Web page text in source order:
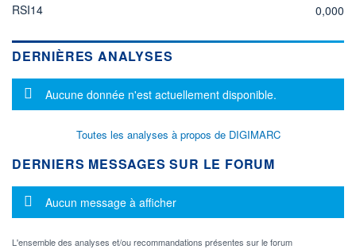
RSI14
0,000
DERNIÈRES ANALYSES
Message d'information
Aucune donnée n'est actuellement disponible.
Toutes les analyses à propos de DIGIMARC
DERNIERS MESSAGES SUR LE FORUM
Message d'information
Aucun message à afficher
L'ensemble des analyses et/ou recommandations présentes sur le forum